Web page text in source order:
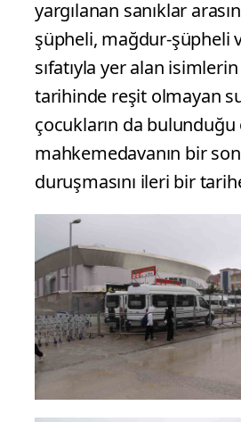
yargılanan sanıklar
şüpheli, mağdur-şüpheli
sıfatıyla yer alan isimlerin
tarihinde reşit olmayan
çocukların da
mahkemedavanın bir
duruşmasını ileri bir